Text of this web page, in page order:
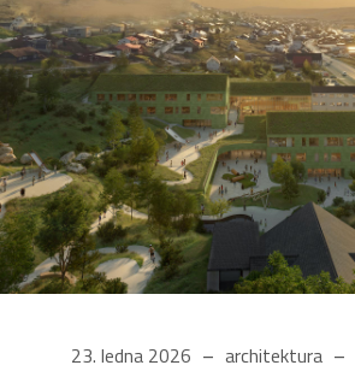
23. ledna 2026 architektura